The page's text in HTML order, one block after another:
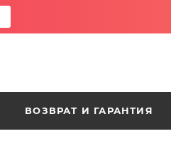
ВОЗВРАТ И ГАРАНТИЯ